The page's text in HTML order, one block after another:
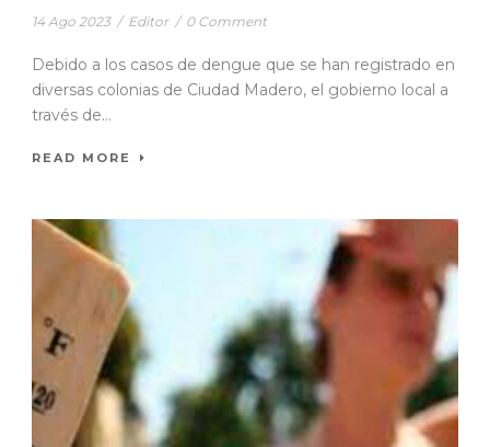
14 Ago 2023 / Editor / 0 Comment
Debido a los casos de dengue que se han registrado en
diversas colonias de Ciudad Madero, el gobierno local a
través de...
READ MORE